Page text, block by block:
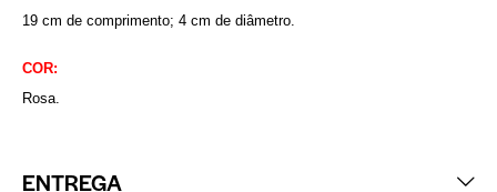
19 cm de comprimento; 4 cm de diâmetro.
COR:
Rosa.
ENTREGA